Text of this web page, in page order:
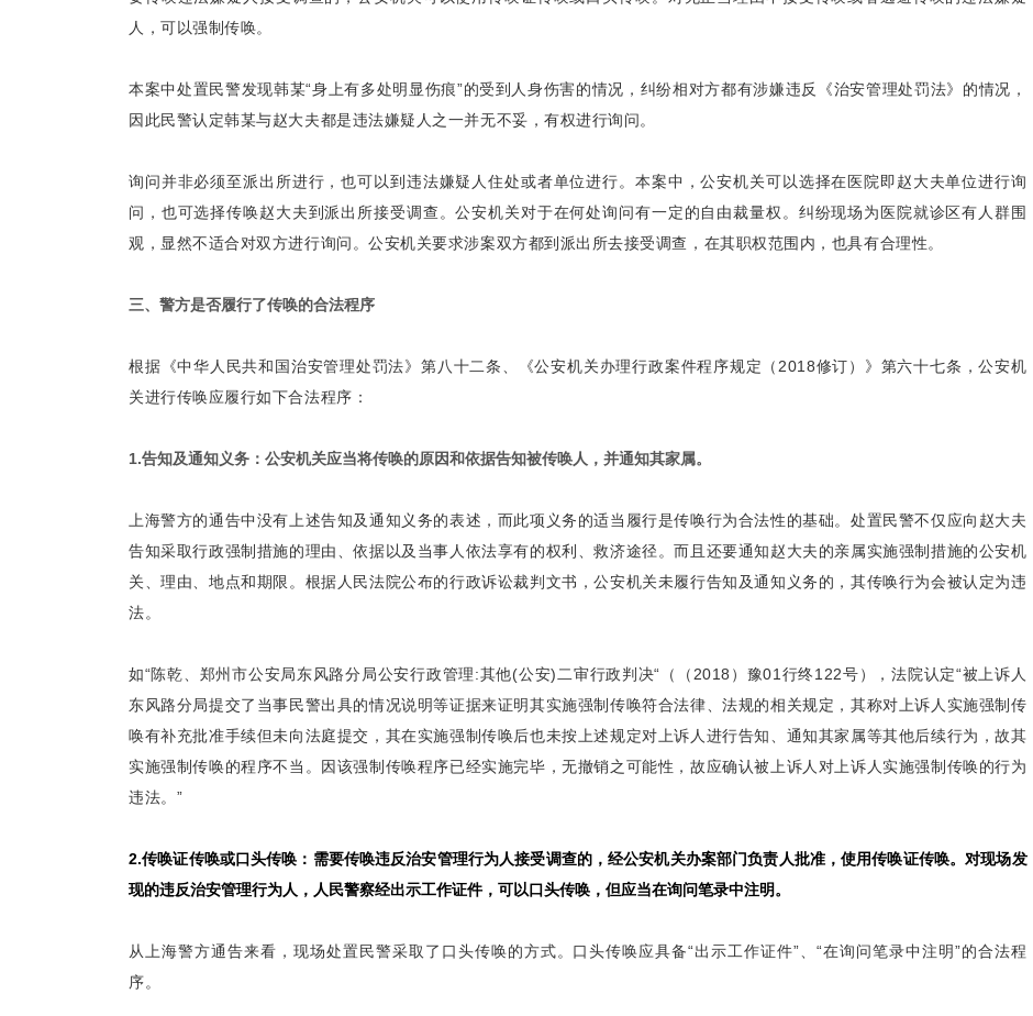
人，可以强制传唤。
本案中处置民警发现韩某“身上有多处明显伤痕”的受到人身伤害的情况，纠纷相对方都有涉嫌违反《治安管理处罚法》的情况，
因此民警认定韩某与赵大夫都是违法嫌疑人之一并无不妥，有权进行询问。
询问并非必须至派出所进行，也可以到违法嫌疑人住处或者单位进行。本案中，公安机关可以选择在医院即赵大夫单位进行询
问，也可选择传唤赵大夫到派出所接受调查。公安机关对于在何处询问有一定的自由裁量权。纠纷现场为医院就诊区有人群围
观，显然不适合对双方进行询问。公安机关要求涉案双方都到派出所去接受调查，在其职权范围内，也具有合理性。
三、警方是否履行了传唤的合法程序
根据《中华人民共和国治安管理处罚法》第八十二条、《公安机关办理行政案件程序规定（2018修订）》第六十七条，公安机
关进行传唤应履行如下合法程序：
1.告知及通知义务：公安机关应当将传唤的原因和依据告知被传唤人，并通知其家属。
上海警方的通告中没有上述告知及通知义务的表述，而此项义务的适当履行是传唤行为合法性的基础。处置民警不仅应向赵大夫
告知采取行政强制措施的理由、依据以及当事人依法享有的权利、救济途径。而且还要通知赵大夫的亲属实施强制措施的公安机
关、理由、地点和期限。根据人民法院公布的行政诉讼裁判文书，公安机关未履行告知及通知义务的，其传唤行为会被认定为违
法。
如“陈乾、郑州市公安局东风路分局公安行政管理:其他(公安)二审行政判决“（（2018）豫01行终122号），法院认定“被上诉人
东风路分局提交了当事民警出具的情况说明等证据来证明其实施强制传唤符合法律、法规的相关规定，其称对上诉人实施强制传
唤有补充批准手续但未向法庭提交，其在实施强制传唤后也未按上述规定对上诉人进行告知、通知其家属等其他后续行为，故其
实施强制传唤的程序不当。因该强制传唤程序已经实施完毕，无撤销之可能性，故应确认被上诉人对上诉人实施强制传唤的行为
违法。”
2.传唤证传唤或口头传唤：需要传唤违反治安管理行为人接受调查的，经公安机关办案部门负责人批准，使用传唤证传唤。对现场发
现的违反治安管理行为人，人民警察经出示工作证件，可以口头传唤，但应当在询问笔录中注明。
从上海警方通告来看，现场处置民警采取了口头传唤的方式。口头传唤应具备“出示工作证件”、“在询问笔录中注明”的合法程
序。